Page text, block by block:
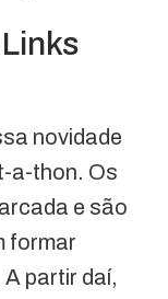
novidade
a-thon. Os
e são
formar
partir daí,